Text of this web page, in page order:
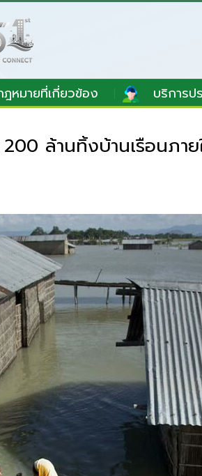
ฎหมายที่เกี่ยวข้อง บริการป
ล้านทิ้งบ้านเรือนภา